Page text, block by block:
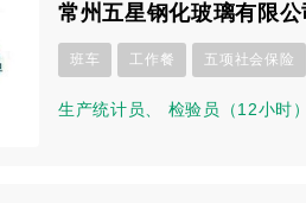
常州五星钢化玻璃有限公
班车 工作餐 五项社会保险
生产统计员 检验员（12小时）